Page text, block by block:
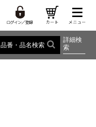
品番・品名検索
詳細検
索